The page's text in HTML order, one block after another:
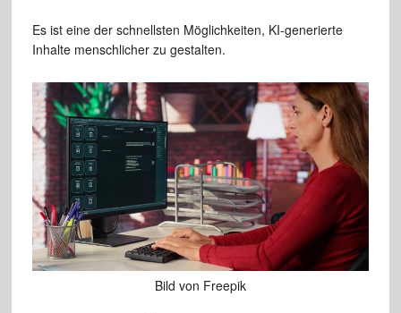
Es ist eine der schnellsten Möglichkeiten, KI-generierte
Inhalte menschlicher zu gestalten.
Bild von Freepik